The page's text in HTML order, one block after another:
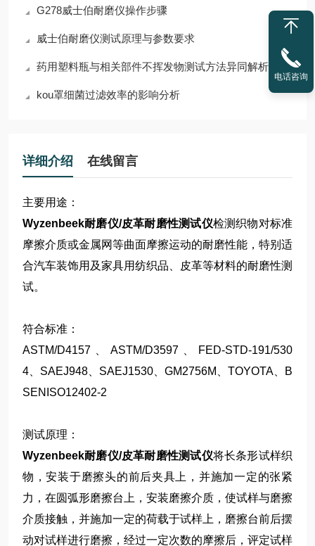
G278威士伯耐磨仪操作步骤
威士伯耐磨仪测试原理与参数要求
药用塑料瓶与相关部件不挥发物测试方法异同解析
kou罩细菌过滤效率的影响分析
详细介绍 在线留言
主要用途：
Wyzenbeek耐磨仪/皮革耐磨性测试仪检测织物对标准
摩擦介质或金属网等曲面摩擦运动的耐磨性能，特别适
合汽车装饰用及家具用纺织品、皮革等材料的耐磨性测
试。
符合标准：
ASTM/D4157、ASTM/D3597、FED-STD-191/530
4、SAEJ948、SAEJ1530、GM2756M、TOYOTA、B
SENISO12402-2
测试原理：
Wyzenbeek耐磨仪/皮革耐磨性测试仪将长条形试样织
物，安装于磨擦头的前后夹具上，并施加一定的张紧
力，在圆弧形磨擦台上，安装磨擦介质，使试样与磨擦
介质接触，并施加一定的荷载于试样上，磨擦台前后摆
动对试样进行磨擦，经过一定次数的摩擦后，评定试样
电话咨询